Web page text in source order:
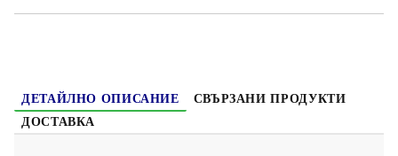
ДЕТАЙЛНО ОПИСАНИЕ
СВЪРЗАНИ ПРОДУКТИ
ДОСТАВКА